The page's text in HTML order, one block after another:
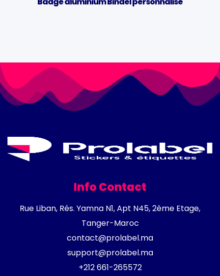
Info Contact
Rue Liban, Rés. Yamna N1, Apt N45, 2ème Etage,
Tanger-Maroc
contact@prolabel.ma
support@prolabel.ma
+212 661-265572